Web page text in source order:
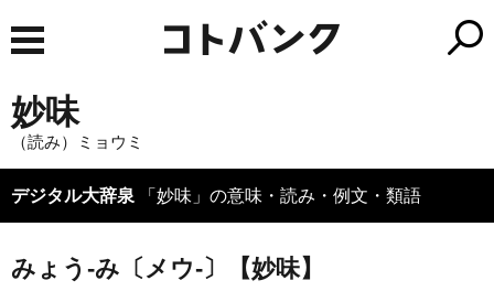
妙味
（読み）ミョウミ
デジタル大辞泉 「妙味」の意味・読み・例文・類語
みょう‐み〔メウ‐〕【妙味】